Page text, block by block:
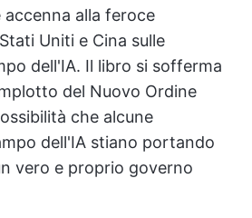
alla feroce
Uniti e Cina sulle
dell'IA. Il libro si sofferma
del Nuovo Ordine
che alcune
dell'IA stiano portando
vero e proprio governo